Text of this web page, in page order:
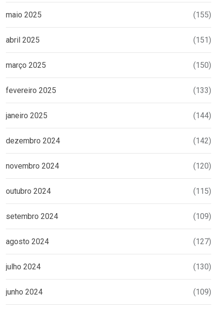
maio 2025 (155)
abril 2025 (151)
março 2025 (150)
fevereiro 2025 (133)
janeiro 2025 (144)
dezembro 2024 (142)
novembro 2024 (120)
outubro 2024 (115)
setembro 2024 (109)
agosto 2024 (127)
julho 2024 (130)
junho 2024 (109)